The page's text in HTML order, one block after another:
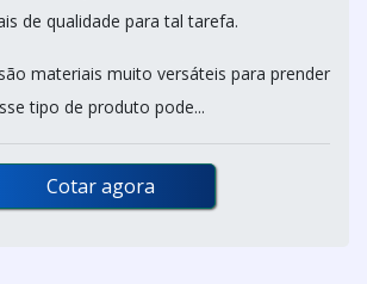
de qualidade para tal tarefa.
materiais muito versáteis para prender
tipo de produto pode...
Cotar agora